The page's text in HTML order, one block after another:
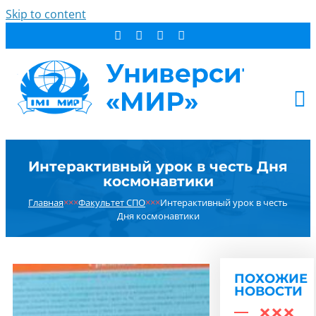
Skip to content
СТУДЕНТУ
НОВОСТИ
РЕЗУЛЬТАТ ПОИСКА:
Интерактивный урок в честь Дня
космонавтики
Главная×××Факультет СПО×××Интерактивный урок в честь
Дня космонавтики
ПОХОЖИЕ
НОВОСТИ